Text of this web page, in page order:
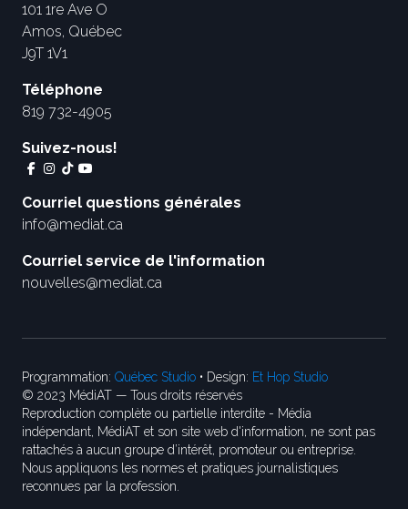
101 1re Ave O
Amos, Québec
J9T 1V1
Téléphone
819 732-4905
Suivez-nous!
Courriel questions générales
info@mediat.ca
Courriel service de l'information
nouvelles@mediat.ca
Programmation: Québec Studio • Design: Et Hop Studio
© 2023 MédiAT — Tous droits réservés
Reproduction complète ou partielle interdite - Média
indépendant, MédiAT et son site web d'information, ne sont pas
rattachés à aucun groupe d’intérêt, promoteur ou entreprise.
Nous appliquons les normes et pratiques journalistiques
reconnues par la profession.